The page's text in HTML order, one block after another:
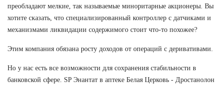
преобладают мелкие, так называемые миноритарные акционеры. Вы
хотите сказать, что специализированный контроллер с датчиками и
механизмами ликвидации содержимого стоит что-то похожее?
Этим компания обязана росту доходов от операций с деривативами.
Но у нас есть все возможности для сохранения стабильности в
банковской сфере. SP Энантат в аптеке Белая Церковь - Дростанолон